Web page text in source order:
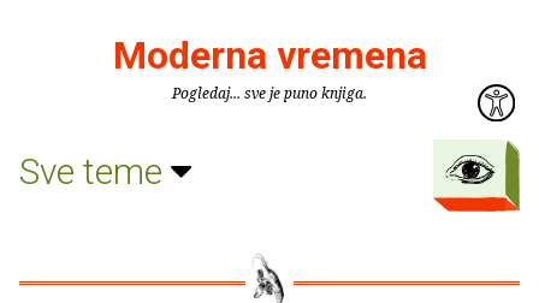
Moderna vremena
Pogledaj... sve je puno knjiga.
Sve teme